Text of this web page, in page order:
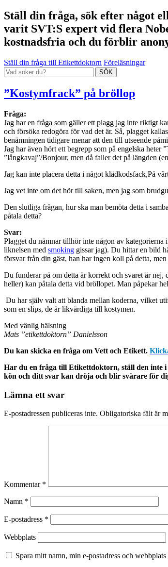
Ställ din fråga, sök efter något
varit SVT:S expert vid flera
kostnadsfria och du förblir
Ställ din fråga till Etikettdoktorn Föreläsningar
”Kostymfrack” på bröllop
Fråga:
Jag har en fråga som gäller ett plagg jag inte riktigt
och försöka redogöra för vad det är. Så, plagget
benämningen tidigare menar att den till utseende
Jag har även hört ett begrepp som på engelska heter
”långkavaj”/Bonjour, men då faller det på längden
Jag kan inte placera detta i något klädkodsfack,På
Jag vet inte om det hör till saken, men jag som
Den slutliga frågan, hur ska man bemöta detta i
påtala detta?
Svar:
Plagget du nämnar tillhör inte någon av
liknelsen med smoking gissar jag). Du hittar en bild
försvar från din gäst, han har ingen koll på detta,
Du funderar på om detta är korrekt och svaret är
heller) kan påtala detta vid bröllopet. Man påpekar
Du har själv valt att blanda mellan koderna, vilket
som en slips, de är likvärdiga till kostymen.
Med vänlig hälsning
Mats ”etikettdoktorn” Danielsson
Du kan skicka en fråga om Vett och Etikett.
Har du en fråga till Etikettdoktorn, ställ den inte
kön och ditt svar kan dröja och blir svårare för
Lämna ett svar
E-postadressen publiceras inte. Obligatoriska fält är
Kommentar *
Namn *
E-postadress *
Webbplats
Spara mitt namn, min e-postadress och